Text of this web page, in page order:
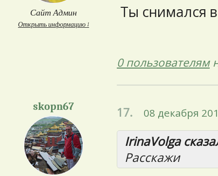
Сайт Админ
Открыть информацию ↓
Ты снимался
0 пользователям
skopn67 17. 08 декабря
IrinaVolga
Расскажи